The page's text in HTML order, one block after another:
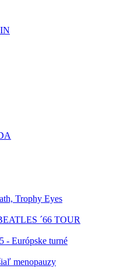
Trophy Eyes
´66 TOUR
Európske turné
menopauzy